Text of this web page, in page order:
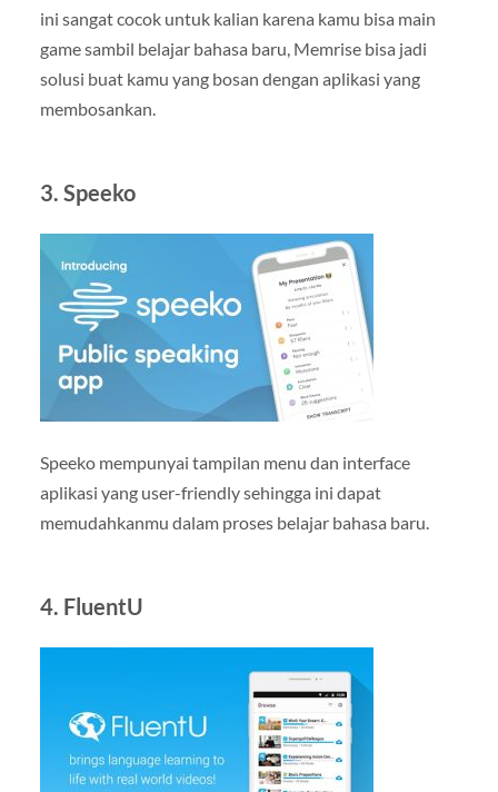
ini sangat cocok untuk kalian karena kamu bisa main
game sambil belajar bahasa baru, Memrise bisa jadi
solusi buat kamu yang bosan dengan aplikasi yang
membosankan.
3. Speeko
Speeko mempunyai tampilan menu dan interface
aplikasi yang user-friendly sehingga ini dapat
memudahkanmu dalam proses belajar bahasa baru.
4. FluentU